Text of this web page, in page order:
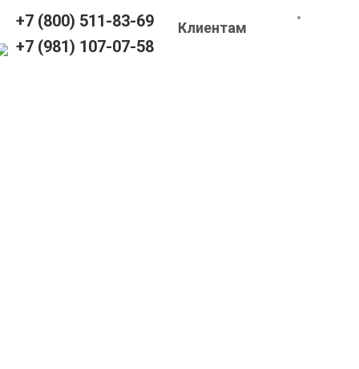
+7 (800) 511-83-69
+7 (981) 107-07-58
Клиентам